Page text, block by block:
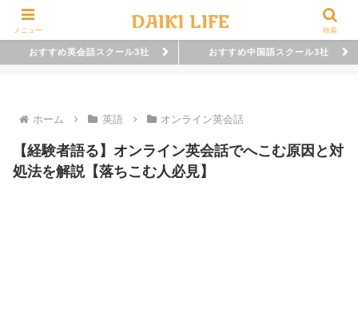
おすすめ英会話スクール3社 おすすめ中国語スクール3社
ホーム 英語 オンライン英会話
【経験者語る】オンライン英会話でへこむ原因と対
処法を解説【落ちこむ人必見】
メニュー 検索